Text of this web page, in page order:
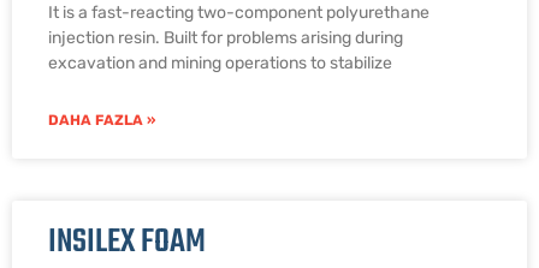
It is a fast-reacting two-component polyurethane
injection resin. Built for problems arising during
excavation and mining operations to stabilize
DAHA FAZLA »
INSILEX FOAM